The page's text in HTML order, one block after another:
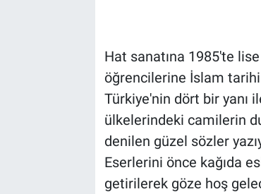
Hat sanatına 1985'te
öğrencilerine İslam
Türkiye'nin dört bir yanı
ülkelerindeki camilerin
denilen güzel sözler
Eserlerini önce kağıda
getirilerek göze hoş